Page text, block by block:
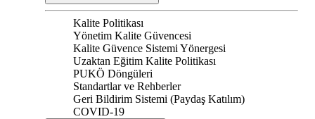
Kalite Politikası
Yönetim Kalite Güvencesi
Kalite Güvence Sistemi Yönergesi
Uzaktan Eğitim Kalite Politikası
PUKÖ Döngüleri
Standartlar ve Rehberler
Geri Bildirim Sistemi (Paydaş Katılım)
COVID-19